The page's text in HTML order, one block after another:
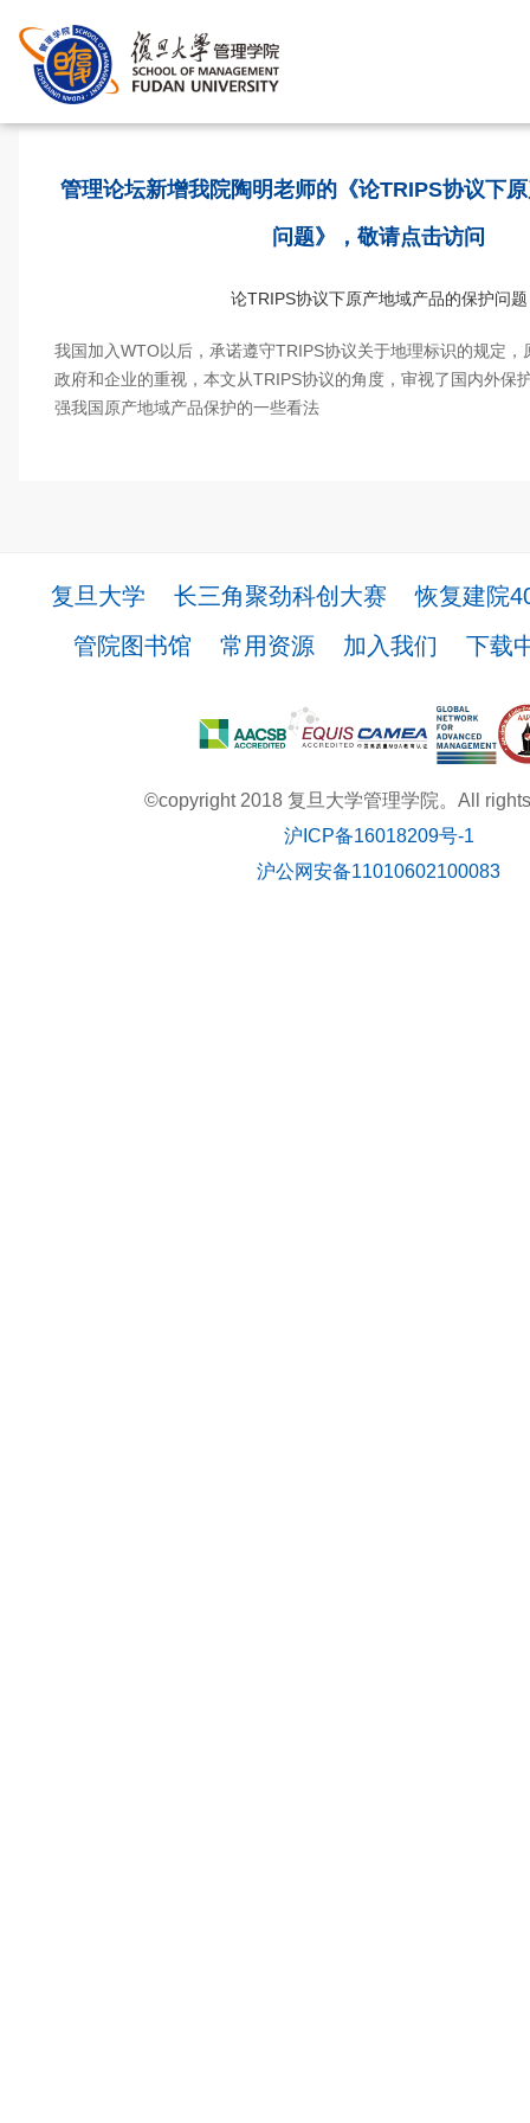
管理论坛新增我院陶明老师的《论TRIPS协议下
问题》，敬请点击访问
论TRIPS协议下原产地域产品的保护问题
我国加入WTO以后，承诺遵守TRIPS协议关于地理标识的规定，
政府和企业的重视，本文从TRIPS协议的角度，审视了国内外保
强我国原产地域产品保护的一些看法
复旦大学 长三角聚劲科创大赛
恢复建院
管院图书馆
常用资源 加入我们 下载
©copyright 2018 复旦大学管理学院。All
沪ICP备16018209号-1
沪公网安备11010602100083